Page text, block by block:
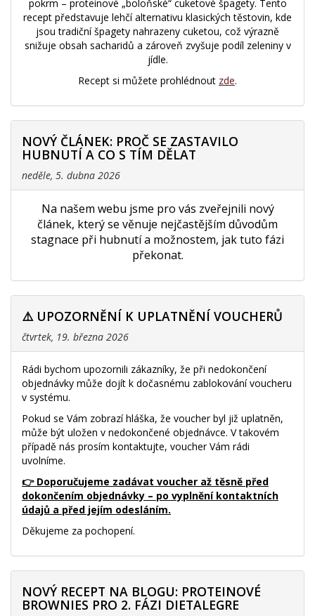
pokrm – proteinové „boloňské“ cuketové špagety. Tento
recept představuje lehčí alternativu klasických těstovin, kde
jsou tradiční špagety nahrazeny cuketou, což výrazně
snižuje obsah sacharidů a zároveň zvyšuje podíl zeleniny v
jídle.
Recept si můžete prohlédnout zde.
NOVÝ ČLÁNEK: PROČ SE ZASTAVILO
HUBNUTÍ A CO S TÍM DĚLAT
neděle, 5. dubna 2026
Na našem webu jsme pro vás zveřejnili nový
článek, který se věnuje nejčastějším důvodům
stagnace při hubnutí a možnostem, jak tuto fázi
překonat.
⚠️ UPOZORNĚNÍ K UPLATNĚNÍ VOUCHERŮ
čtvrtek, 19. března 2026
Rádi bychom upozornili zákazníky, že při nedokončení
objednávky může dojít k dočasnému zablokování voucheru
v systému.
Pokud se Vám zobrazí hláška, že voucher byl již uplatněn,
může být uložen v nedokončené objednávce. V takovém
případě nás prosím kontaktujte, voucher Vám rádi
uvolníme.
👉 Doporučujeme zadávat voucher až těsně před
dokončením objednávky – po vyplnění kontaktních
údajů a před jejím odesláním.
Děkujeme za pochopení.
NOVÝ RECEPT NA BLOGU: PROTEINOVÉ
BROWNIES PRO 2. FÁZI DIETALEGRE